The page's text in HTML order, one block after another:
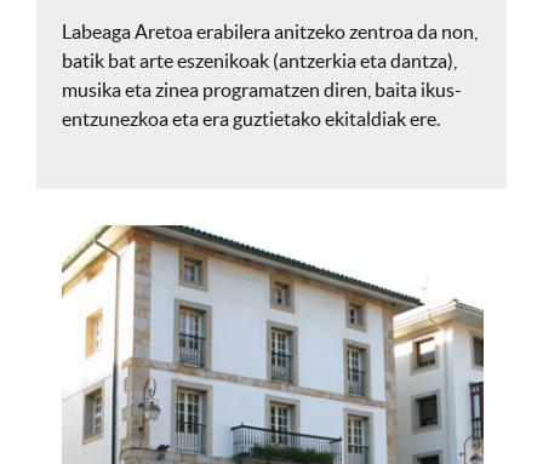
Labeaga Aretoa erabilera anitzeko zentroa da non,
batik bat arte eszenikoak (antzerkia eta dantza),
musika eta zinea programatzen diren, baita ikus-
entzunezkoa eta era guztietako ekitaldiak ere.